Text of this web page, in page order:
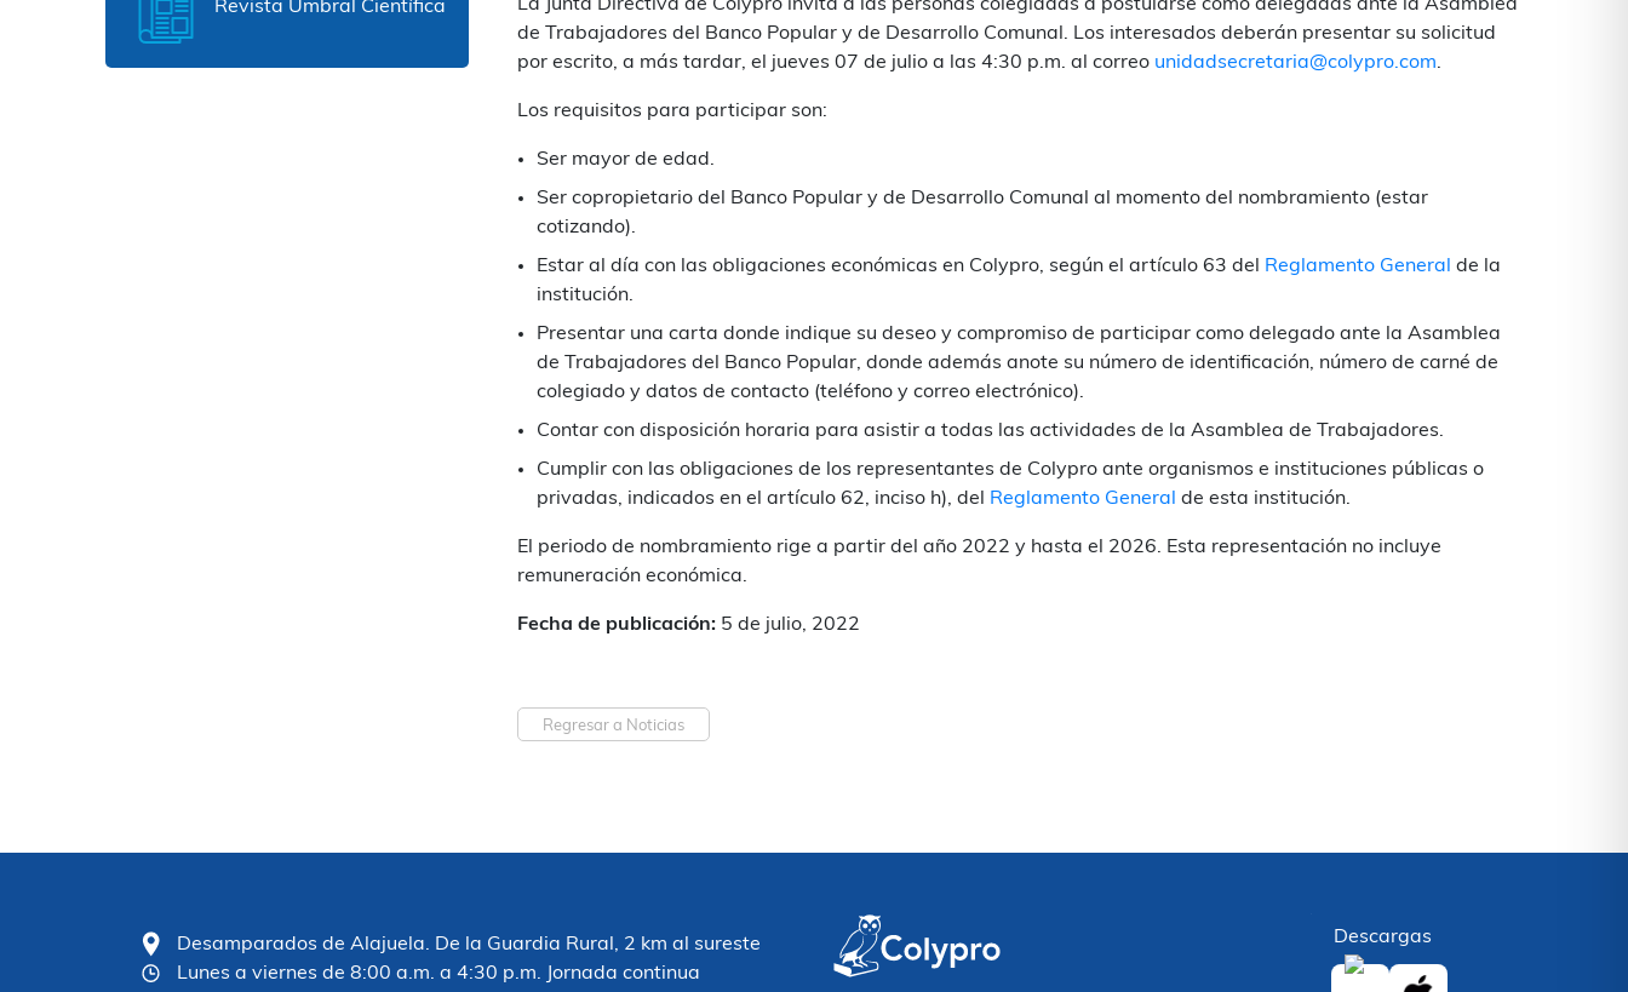
Revista Umbral Científica
La Junta Directiva de Colypro invita a las personas colegiadas a postularse como delegadas ante la Asamblea
de Trabajadores del Banco Popular y de Desarrollo Comunal. Los interesados deberán presentar su solicitud
por escrito, a más tardar, el jueves 07 de julio a las 4:30 p.m. al correo unidadsecretaria@colypro.com.
Los requisitos para participar son:
Ser mayor de edad.
Ser copropietario del Banco Popular y de Desarrollo Comunal al momento del nombramiento (estar
cotizando).
Estar al día con las obligaciones económicas en Colypro, según el artículo 63 del
Reglamento General de la
institución.
Presentar una carta donde indique su deseo y compromiso de participar como delegado ante la Asamblea
de Trabajadores del Banco Popular, donde además anote su número de identificación, número de carné de
colegiado y datos de contacto (teléfono y correo electrónico).
Contar con disposición horaria para asistir a todas las actividades de la Asamblea de Trabajadores.
Cumplir con las obligaciones de los representantes de Colypro ante organismos e instituciones públicas o
privadas, indicados en el artículo 62, inciso h), del
Reglamento General de esta institución.
El periodo de nombramiento rige a partir del año 2022 y hasta el 2026. Esta representación no incluye
remuneración económica.
Fecha de publicación: 5 de julio, 2022
Regresar a Noticias
Desamparados de Alajuela. De la Guardia Rural, 2 km al sureste
Lunes a viernes de 8:00 a.m. a 4:30 p.m. Jornada continua
Descargas